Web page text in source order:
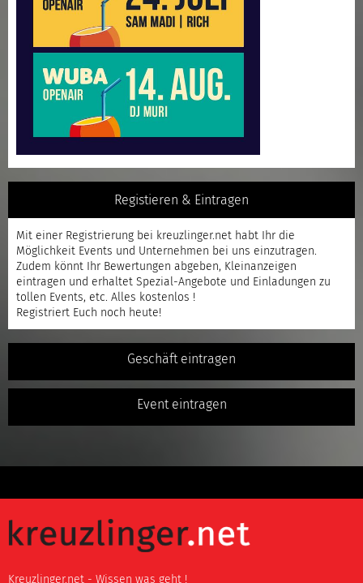
Registieren & Eintragen
Mit einer Registrierung bei kreuzlinger.net habt Ihr die
Möglichkeit Events und Unternehmen bei uns einzutragen.
Zudem könnt Ihr Bewertungen abgeben, Kleinanzeigen
eintragen und erhaltet Spezial-Angebote und Einladungen zu
tollen Events, etc. Alles kostenlos !
Registriert Euch noch heute!
Geschäft eintragen
Event eintragen
Kreuzlinger.net - Wissen was geht !